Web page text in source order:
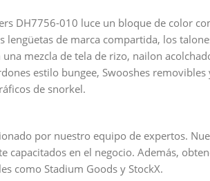
DH7756-010 luce un bloque de color
de marca compartida, los
mezcla de tela de rizo, nailon
estilo bungee, Swooshes removibles
de snorkel.
por nuestro equipo de expertos.
capacitados en el negocio. Además,
como Stadium Goods y StockX.